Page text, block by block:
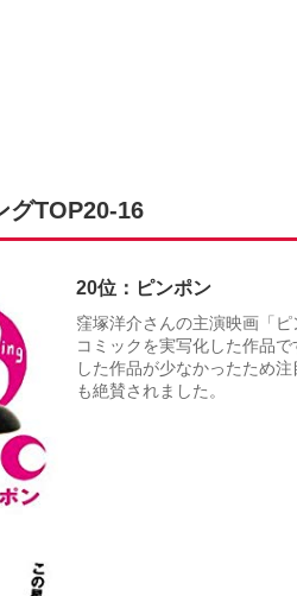
グTOP20-16
20位：ピンポン
窪塚洋介さんの主演映画「
コミックを実写化した作品
した作品が少なかったため
も絶賛されました。